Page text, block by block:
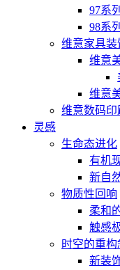
97系列
98系列
维意家具装
维意
维意
维意数码印
灵感
生命态进化
有机
新自
物质性回响
柔和
触感
时空的重构
新装